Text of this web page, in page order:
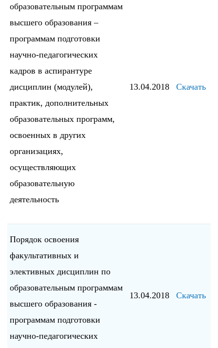
образовательным программам
высшего образования –
программам подготовки
научно-педагогических
кадров в аспирантуре
дисциплин (модулей),
практик, дополнительных
образовательных программ,
освоенных в других
организациях,
осуществляющих
образовательную
деятельность
13.04.2018 Скачать
Порядок освоения
факультативных и
элективных дисциплин по
образовательным программам
высшего образования -
программам подготовки
научно-педагогических
13.04.2018 Скачать